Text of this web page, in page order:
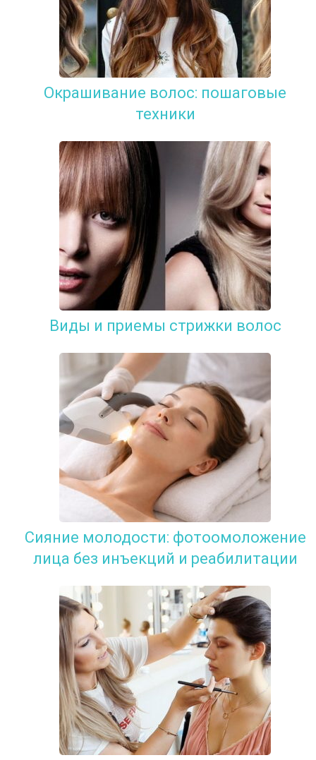
Окрашивание волос: пошаговые
техники
Виды и приемы стрижки волос
Сияние молодости: фотоомоложение
лица без инъекций и реабилитации